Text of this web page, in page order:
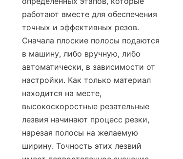
работают вместе для обеспечения
точных и эффективных резов.
Сначала плоские полосы подаются
в машину, либо вручную, либо
автоматически, в зависимости от
настройки. Как только материал
находится на месте,
высокоскоростные резательные
лезвия начинают процесс резки,
нарезая полосы на желаемую
ширину. Точность этих лезвий